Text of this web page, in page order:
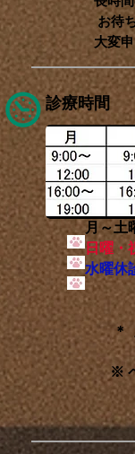
お待ち頂い
大変申し
診療時間
月～土曜
日曜・
水曜休
＊ 手術
＊ 入院
※ ペット
患者様